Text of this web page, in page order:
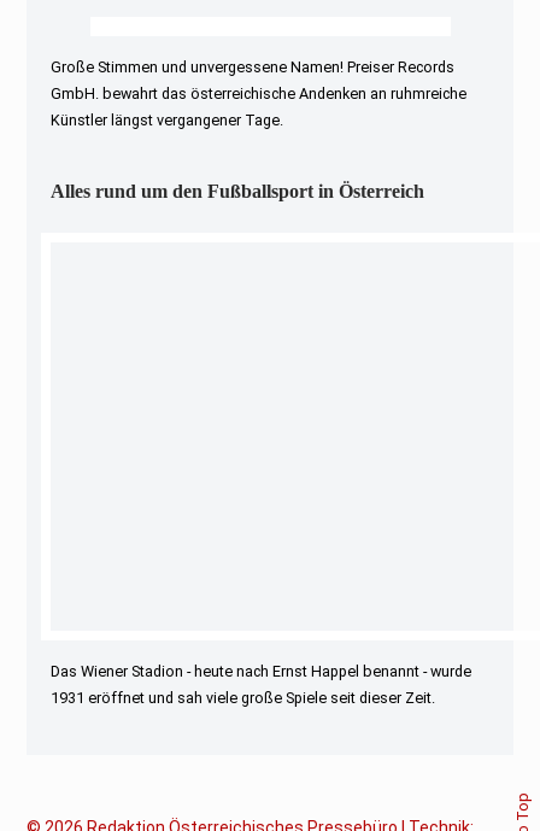
Große Stimmen und unvergessene Namen! Preiser Records
GmbH. bewahrt das österreichische Andenken an ruhmreiche
Künstler längst vergangener Tage.
Alles rund um den Fußballsport in Österreich
Das Wiener Stadion - heute nach Ernst Happel benannt - wurde
1931 eröffnet und sah viele große Spiele seit dieser Zeit.